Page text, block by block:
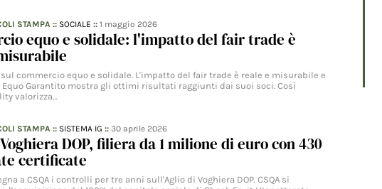
STAMPA :: SOCIALE ::1 maggio 2026
equo e solidale: l'impatto del fair trade è
commercio equo e solidale. L'impatto del fair trade è reale e misurabile e
Garantito mostra gli ottimi risultati raggiunti dai suoi soci. Così
valorizza…
STAMPA :: SISTEMA IG ::30 aprile 2026
DOP, filiera da 1 milione di euro con 430
certificate
a CSQA i controlli per tre anni sull'Aglio di Voghiera DOP. CSQA si